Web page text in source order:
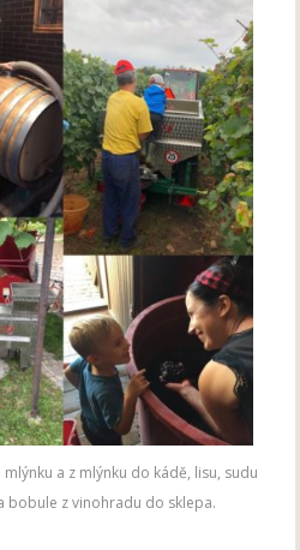
a z mlýnku do kádě, lisu, sudu
bobule z vinohradu do sklepa.